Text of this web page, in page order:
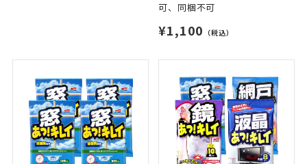
可、同梱不可
¥1,100 （税込）